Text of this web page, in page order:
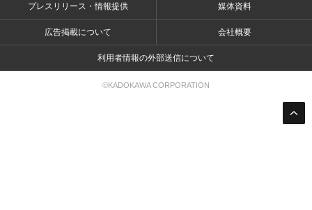
プレスリリース・情報提供 媒体資料
広告掲載について 会社概要
利用者情報の外部送信について
©KADOKAWA CORPORATION